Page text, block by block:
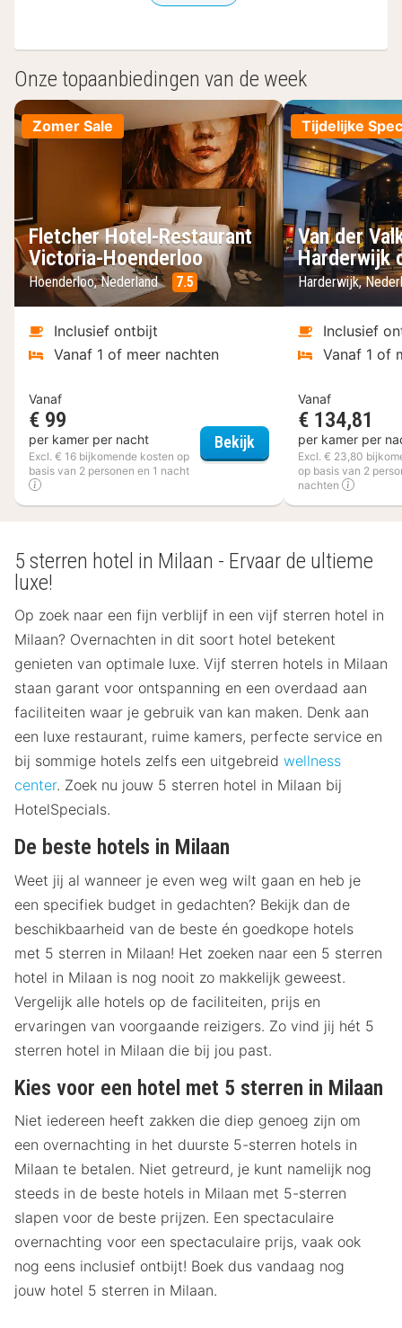
Onze topaanbiedingen van de week
Zomer Sale
Fletcher Hotel-Restaurant
Victoria-Hoenderloo
Hoenderloo, Nederland 7.5
Inclusief ontbijt
Vanaf 1 of meer nachten
Vanaf
€ 99
per kamer per nacht
Excl. € 16 bijkomende kosten op
basis van 2 personen en 1 nacht
Bekijk Fletcher Hotel-
Tijdelijke
Van der
Harderwijk
Harderwijk,
Inclusief
Vanaf 1 of
Vanaf
€ 134,81
per kamer per
Excl. € 23,80
op basis van 2
nachten
5 sterren hotel in Milaan - Ervaar de ultieme
luxe!
Op zoek naar een fijn verblijf in een vijf sterren hotel in
Milaan? Overnachten in dit soort hotel betekent
genieten van optimale luxe. Vijf sterren hotels in Milaan
staan garant voor ontspanning en een overdaad aan
faciliteiten waar je gebruik van kan maken. Denk aan
een luxe restaurant, ruime kamers, perfecte service en
bij sommige hotels zelfs een uitgebreid wellness
center. Zoek nu jouw 5 sterren hotel in Milaan bij
HotelSpecials.
De beste hotels in Milaan
Weet jij al wanneer je even weg wilt gaan en heb je
een specifiek budget in gedachten? Bekijk dan de
beschikbaarheid van de beste én goedkope hotels
met 5 sterren in Milaan! Het zoeken naar een 5 sterren
hotel in Milaan is nog nooit zo makkelijk geweest.
Vergelijk alle hotels op de faciliteiten, prijs en
ervaringen van voorgaande reizigers. Zo vind jij hét 5
sterren hotel in Milaan die bij jou past.
Kies voor een hotel met 5 sterren in Milaan
Niet iedereen heeft zakken die diep genoeg zijn om
een overnachting in het duurste 5-sterren hotels in
Milaan te betalen. Niet getreurd, je kunt namelijk nog
steeds in de beste hotels in Milaan met 5-sterren
slapen voor de beste prijzen. Een spectaculaire
overnachting voor een spectaculaire prijs, vaak ook
nog eens inclusief ontbijt! Boek dus vandaag nog
jouw hotel 5 sterren in Milaan.